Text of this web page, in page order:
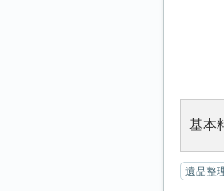
基本
遺品整